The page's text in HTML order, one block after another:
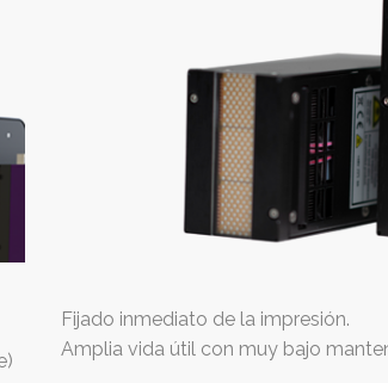
Fijado inmediato de la impresión.
Amplia vida útil con muy bajo